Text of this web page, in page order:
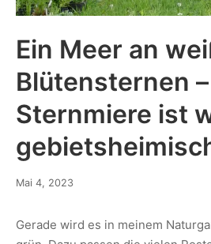
Ein Meer an
Blütensternen
Sternmiere ist
Mai 4, 2023
Gerade wird es in meinem